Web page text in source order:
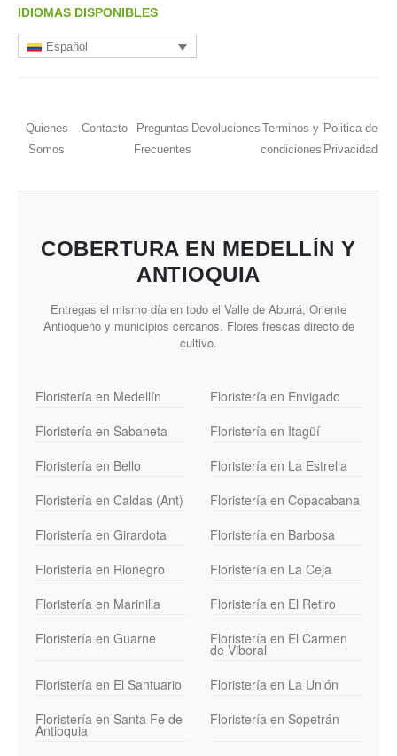
IDIOMAS DISPONIBLES
Español
Quienes
Somos
Contacto
Preguntas
Frecuentes
Devoluciones Terminos y
condiciones
Politica de
Privacidad
COBERTURA EN MEDELLÍN Y
ANTIOQUIA
Entregas el mismo día en todo el Valle de Aburrá, Oriente
Antioqueño y municipios cercanos. Flores frescas directo de
cultivo.
Floristería en Medellín
Floristería en Envigado
Floristería en Sabaneta
Floristería en Itagüí
Floristería en Bello
Floristería en La Estrella
Floristería en Caldas (Ant)
Floristería en Copacabana
Floristería en Girardota
Floristería en Barbosa
Floristería en Rionegro
Floristería en La Ceja
Floristería en Marinilla
Floristería en El Retiro
Floristería en Guarne
Floristería en El Carmen
de Viboral
Floristería en El Santuario
Floristería en La Unión
Floristería en Santa Fe de
Antioquia
Floristería en Sopetrán